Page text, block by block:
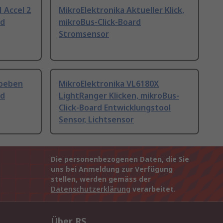
Accel 2
MikroElektronika Aktueller Klick,
mikroBus-Click-Board
Stromsensor
MikroElektronika VL6180X
LightRanger Klicken, mikroBus-
Click-Board Entwicklungstool
Sensor, Lichtsensor
Die personenbezogenen Daten, die Sie
uns bei Anmeldung zur Verfügung
stellen, werden gemäss der
Datenschutzerklärung verarbeitet.